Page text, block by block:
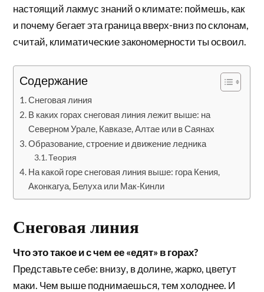
настоящий лакмус знаний о климате: поймешь, как
и почему бегает эта граница вверх-вниз по склонам,
считай, климатические закономерности ты освоил.
Содержание
Снеговая линия
В каких горах снеговая линия лежит выше: на
Северном Урале, Кавказе, Алтае или в Саянах
Образование, строение и движение ледника
Теория
На какой горе снеговая линия выше: гора Кения,
Аконкагуа, Белуха или Мак-Кинли
Снеговая линия
Что это такое и с чем ее «едят» в горах?
Представьте себе: внизу, в долине, жарко, цветут
маки. Чем выше поднимаешься, тем холоднее. И